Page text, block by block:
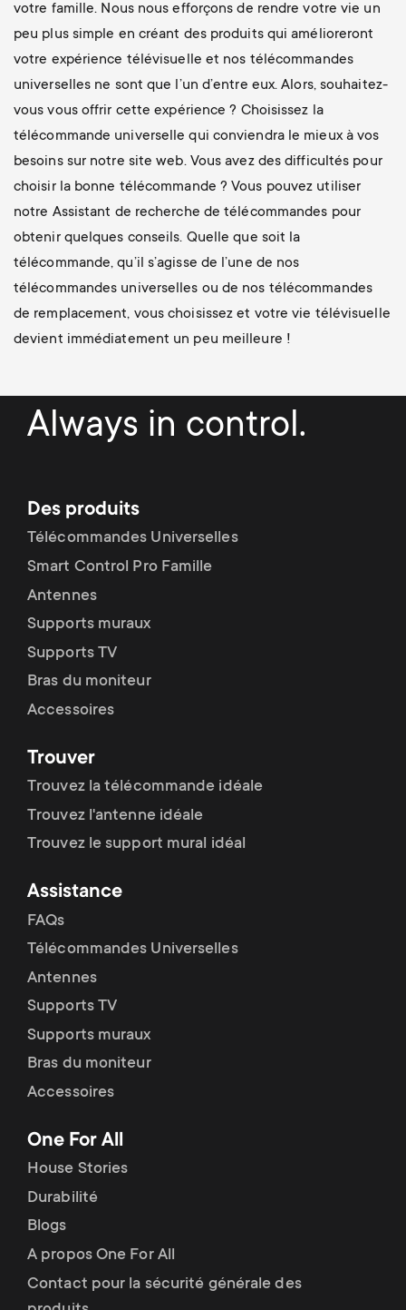
votre famille. Nous nous efforçons de rendre votre vie un
peu plus simple en créant des produits qui amélioreront
votre expérience télévisuelle et nos télécommandes
universelles ne sont que l’un d’entre eux. Alors, souhaitez-
vous vous offrir cette expérience ? Choisissez la
télécommande universelle qui conviendra le mieux à vos
besoins sur notre site web. Vous avez des difficultés pour
choisir la bonne télécommande ? Vous pouvez utiliser
notre Assistant de recherche de télécommandes pour
obtenir quelques conseils. Quelle que soit la
télécommande, qu’il s’agisse de l’une de nos
télécommandes universelles ou de nos télécommandes
de remplacement, vous choisissez et votre vie télévisuelle
devient immédiatement un peu meilleure !
Always in control.
Des produits
Télécommandes Universelles
Smart Control Pro Famille
Antennes
Supports muraux
Supports TV
Bras du moniteur
Accessoires
Trouver
Trouvez la télécommande idéale
Trouvez l'antenne idéale
Trouvez le support mural idéal
Assistance
FAQs
Télécommandes Universelles
Antennes
Supports TV
Supports muraux
Bras du moniteur
Accessoires
One For All
House Stories
Durabilité
Blogs
A propos One For All
Contact pour la sécurité générale des